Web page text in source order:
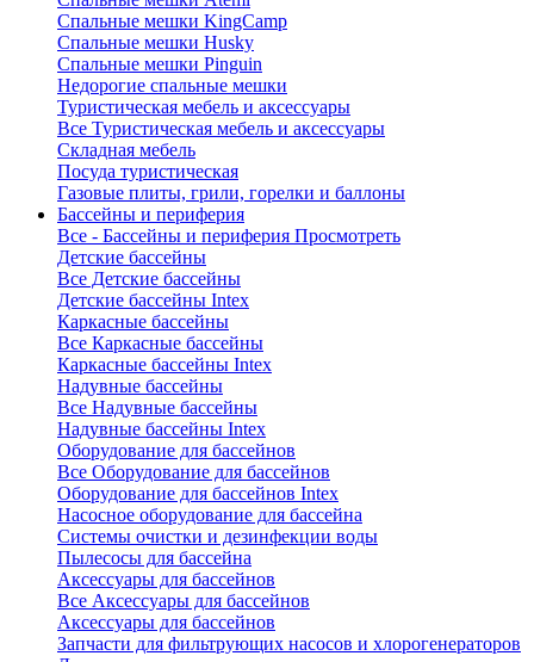
Спальные мешки KingCamp
Спальные мешки Husky
Спальные мешки Pinguin
Недорогие спальные мешки
Туристическая мебель и аксессуары
Все Туристическая мебель и аксессуары
Складная мебель
Посуда туристическая
Газовые плиты, грили, горелки и баллоны
Бассейны и периферия
Все - Бассейны и периферия Просмотреть
Детские бассейны
Все Детские бассейны
Детские бассейны Intex
Каркасные бассейны
Все Каркасные бассейны
Каркасные бассейны Intex
Надувные бассейны
Все Надувные бассейны
Надувные бассейны Intex
Оборудование для бассейнов
Все Оборудование для бассейнов
Оборудование для бассейнов Intex
Насосное оборудование для бассейна
Системы очистки и дезинфекции воды
Пылесосы для бассейна
Аксессуары для бассейнов
Все Аксессуары для бассейнов
Аксессуары для бассейнов
Запчасти для фильтрующих насосов и хлорогенераторов